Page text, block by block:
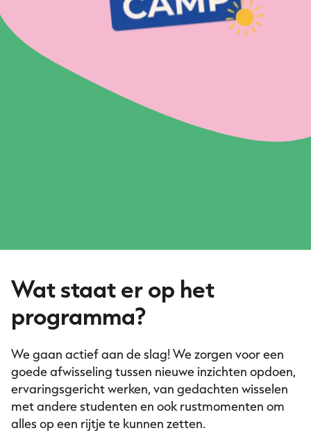
Wat staat er op het
programma?
We gaan actief aan de slag! We zorgen voor een
goede afwisseling tussen nieuwe inzichten opdoen,
ervaringsgericht werken, van gedachten wisselen
met andere studenten en ook rustmomenten om
alles op een rijtje te kunnen zetten.